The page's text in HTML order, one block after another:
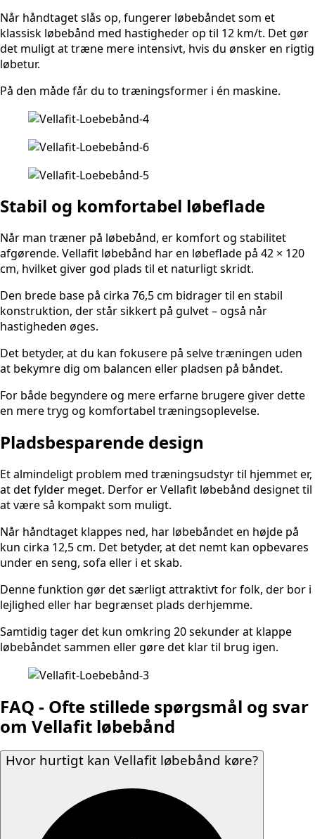
Når håndtaget slås op, fungerer løbebåndet som et
klassisk løbebånd med hastigheder op til 12 km/t. Det gør
det muligt at træne mere intensivt, hvis du ønsker en rigtig
løbetur.
På den måde får du to træningsformer i én maskine.
Stabil og komfortabel løbeflade
Når man træner på løbebånd, er komfort og stabilitet
afgørende. Vellafit løbebånd har en løbeflade på 42 × 120
cm, hvilket giver god plads til et naturligt skridt.
Den brede base på cirka 76,5 cm bidrager til en stabil
konstruktion, der står sikkert på gulvet – også når
hastigheden øges.
Det betyder, at du kan fokusere på selve træningen uden
at bekymre dig om balancen eller pladsen på båndet.
For både begyndere og mere erfarne brugere giver dette
en mere tryg og komfortabel træningsoplevelse.
Pladsbesparende design
Et almindeligt problem med træningsudstyr til hjemmet er,
at det fylder meget. Derfor er Vellafit løbebånd designet til
at være så kompakt som muligt.
Når håndtaget klappes ned, har løbebåndet en højde på
kun cirka 12,5 cm. Det betyder, at det nemt kan opbevares
under en seng, sofa eller i et skab.
Denne funktion gør det særligt attraktivt for folk, der bor i
lejlighed eller har begrænset plads derhjemme.
Samtidig tager det kun omkring 20 sekunder at klappe
løbebåndet sammen eller gøre det klar til brug igen.
FAQ - Ofte stillede spørgsmål og svar
om Vellafit løbebånd
Hvor hurtigt kan Vellafit løbebånd køre?